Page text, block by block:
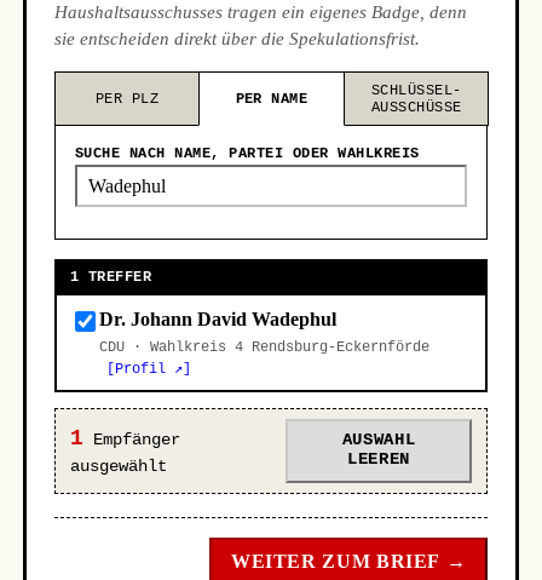
Haushaltsausschusses tragen ein eigenes Badge, denn
sie entscheiden direkt über die Spekulationsfrist.
PER PLZ PER NAME
SCHLÜSSEL-
AUSSCHÜSSE
SUCHE NACH NAME, PARTEI ODER WAHLKREIS
1 TREFFER
Dr. Johann David Wadephul
CDU · Wahlkreis 4 Rendsburg-Eckernförde
[Profil ↗]
1 Empfänger
ausgewählt
AUSWAHL
LEEREN
WEITER ZUM BRIEF →